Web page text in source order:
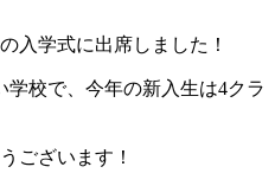
入学式に出席しました！
校で、今年の新入生は4クラ
ございます！